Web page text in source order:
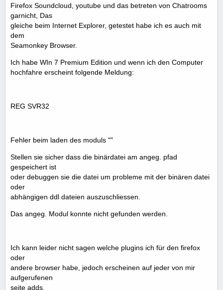
Firefox Soundcloud, youtube und das betreten von Chatrooms
garnicht, Das
gleiche beim Internet Explorer, getestet habe ich es auch mit
dem
Seamonkey Browser.
Ich habe WIn 7 Premium Edition und wenn ich den Computer
hochfahre erscheint folgende Meldung:
REG SVR32
Fehler beim laden des moduls ""
Stellen sie sicher dass die binärdatei am angeg. pfad
gespeichert ist
oder debuggen sie die datei um probleme mit der binären datei
oder
abhängigen ddl dateien auszuschliessen.
Das angeg. Modul konnte nicht gefunden werden.
Ich kann leider nicht sagen welche plugins ich für den firefox
oder
andere browser habe, jedoch erscheinen auf jeder von mir
aufgerufenen
seite adds.